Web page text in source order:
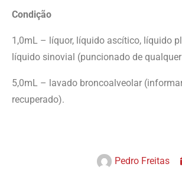
Condição
1,0mL – líquor, líquido ascítico, líquido
líquido sinovial (puncionado de
5,0mL – lavado broncoalveolar
recuperado).
Pedro Freitas